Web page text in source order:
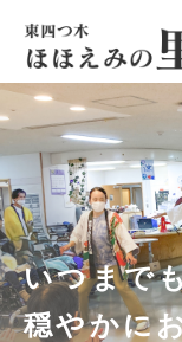
いつまで
穏やかに